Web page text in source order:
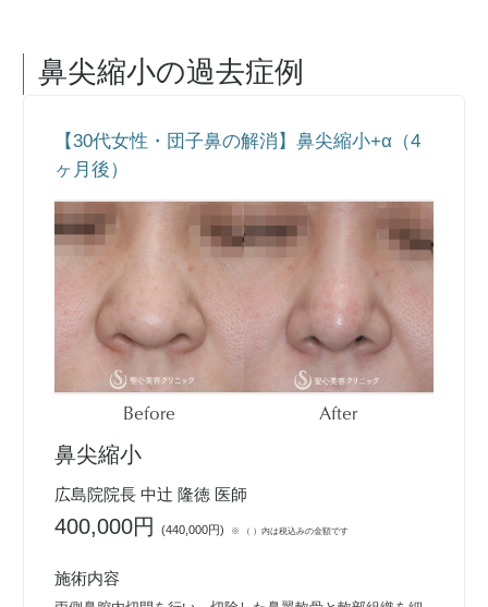
鼻尖縮小の過去症例
【30代女性・団子鼻の解消】鼻尖縮小+α（4
ヶ月後）
Before After
鼻尖縮小
広島院院長 中辻 隆徳 医師
400,000円(440,000円) ※ （ ）内は税込みの金額です
施術内容